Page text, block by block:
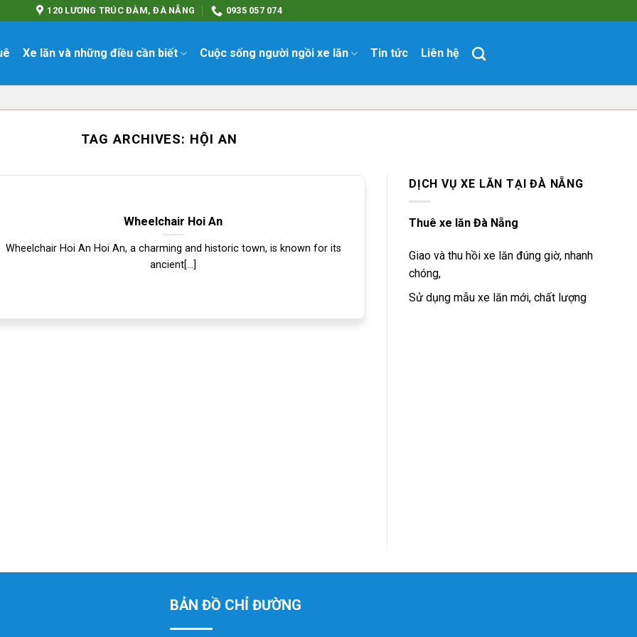
120 LƯƠNG TRÚC ĐÀM, ĐÀ NẴNG 0935 057 074
Xe lăn và những điều cần biết Cuộc sống người ngồi xe lăn Tin tức Liên hệ
TAG ARCHIVES: HỘI AN
Wheelchair Hoi An
Wheelchair Hoi An Hoi An, a charming and historic town, is known for its
ancient[...]
DỊCH VỤ XE LĂN TẠI ĐÀ NẴNG
Thuê xe lăn Đà Nẵng
Giao và thu hồi xe lăn đúng giờ, nhanh
chóng,
Sử dụng mẫu xe lăn mới, chất lượng
BẢN ĐỒ CHỈ ĐƯỜNG